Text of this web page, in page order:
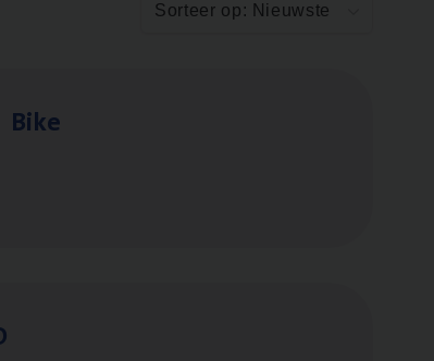
Sorteer op: Nieuwste
Bike